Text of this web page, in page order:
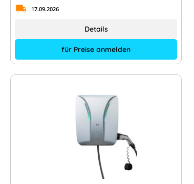
17.09.2026
für Preise anmelden
Details